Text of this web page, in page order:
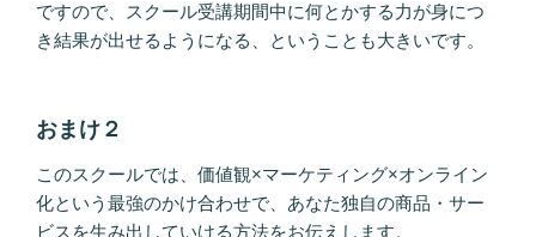
ですので、スクール受講期間中に何とかする力が身につ
き結果が出せるようになる、ということも大きいです。
おまけ２
このスクールでは、価値観×マーケティング×オンライン
化という最強のかけ合わせで、あなた独自の商品・サー
ビスを生み出していける方法をお伝えします。